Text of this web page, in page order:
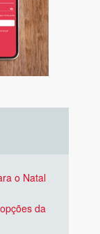
o Natal
da